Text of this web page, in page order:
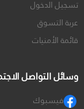
تسجيل الدخول
عربة التسوق
قائمة الأمنيات
وسائل التواصل
فيسبوك